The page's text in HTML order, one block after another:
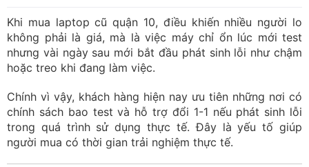
Khi mua laptop cũ quận 10, điều khiến nhiều người lo
không phải là giá, mà là việc máy chỉ ổn lúc mới test
nhưng vài ngày sau mới bắt đầu phát sinh lỗi như chậm
hoặc treo khi đang làm việc.
Chính vì vậy, khách hàng hiện nay ưu tiên những nơi có
chính sách bao test và hỗ trợ đổi 1-1 nếu phát sinh lỗi
trong quá trình sử dụng thực tế. Đây là yếu tố giúp
người mua có thời gian trải nghiệm thực tế.